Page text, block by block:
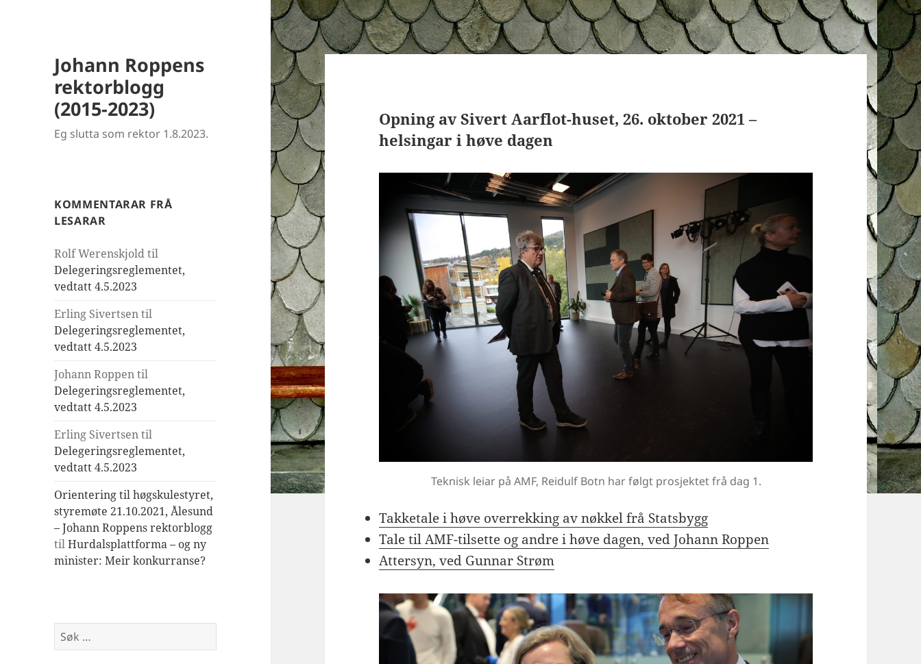
Johann Roppens
rektorblogg
(2015-2023)
Eg slutta som rektor 1.8.2023.
KOMMENTARAR FRÅ
LESARAR
Rolf Werenskjoldtil
Delegeringsreglementet,
vedtatt 4.5.2023
Erling Sivertsentil
Delegeringsreglementet,
vedtatt 4.5.2023
Johann Roppentil
Delegeringsreglementet,
vedtatt 4.5.2023
Erling Sivertsentil
Delegeringsreglementet,
vedtatt 4.5.2023
Orientering til høgskulestyret,
styremøte 21.10.2021, Ålesund
– Johann Roppens rektorblogg
tilHurdalsplattforma – og ny
minister: Meir konkurranse?
Søk
etter:
Opning av Sivert Aarflot-huset, 26. oktober 2021 –
helsingar i høve dagen
Teknisk leiar på AMF, Reidulf Botn har følgt prosjektet frå dag 1.
Takketale i høve overrekking av nøkkel frå Statsbygg
Tale til AMF-tilsette og andre i høve dagen, ved Johann Roppen
Attersyn, ved Gunnar Strøm